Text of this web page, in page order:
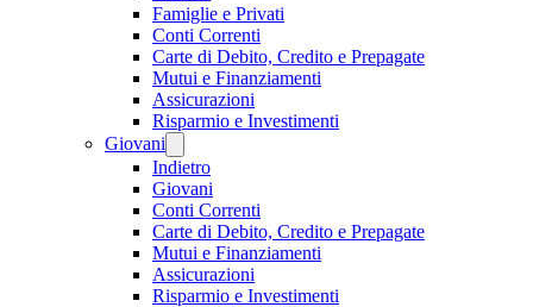
Famiglie e Privati
Conti Correnti
Carte di Debito, Credito e Prepagate
Mutui e Finanziamenti
Assicurazioni
Risparmio e Investimenti
Giovani
Indietro
Giovani
Conti Correnti
Carte di Debito, Credito e Prepagate
Mutui e Finanziamenti
Assicurazioni
Risparmio e Investimenti